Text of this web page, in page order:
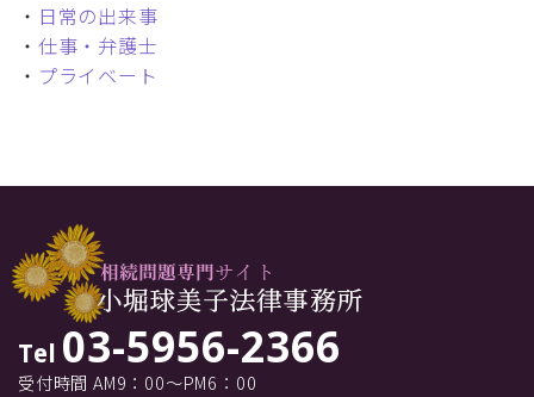
・ 日常の出来事
・ 仕事・弁護士
・ プライベート
Tel 03-5956-2366
受付時間 AM9：00～PM6：00